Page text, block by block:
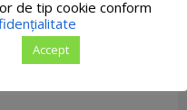
de tip cookie conform
Accept